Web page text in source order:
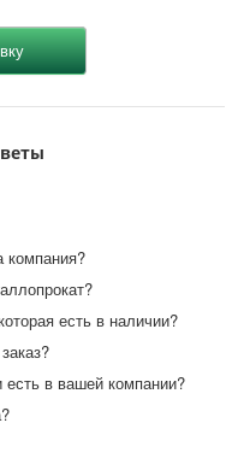
компания?
есть в наличии?
есть в вашей компании?